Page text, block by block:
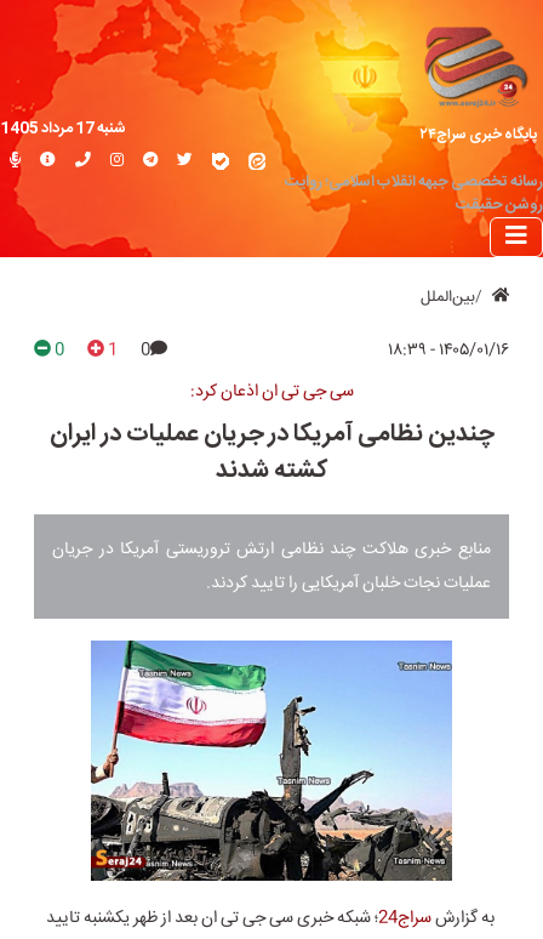
پایگاه خبری سراج۲۴
رسانه تخصصی جبهه انقلاب اسلامی؛ روایت
روشن حقیقت
شنبه 17 مرداد 1405
بین‌الملل
۱۴۰۵/۰۱/۱۶ - ۱۸:۳۹ 0
1
0
سی جی تی ان اذعان کرد:
چندین نظامی آمریکا در جریان عملیات در ایران
کشته شدند
منابع خبری هلاکت چند نظامی ارتش تروریستی آمریکا در جریان
عملیات نجات خلبان آمریکایی را تایید کردند.
به گزارشسراج24
؛ شبکه خبری سی جی تی ان بعد از ظهر یکشنبه تایید